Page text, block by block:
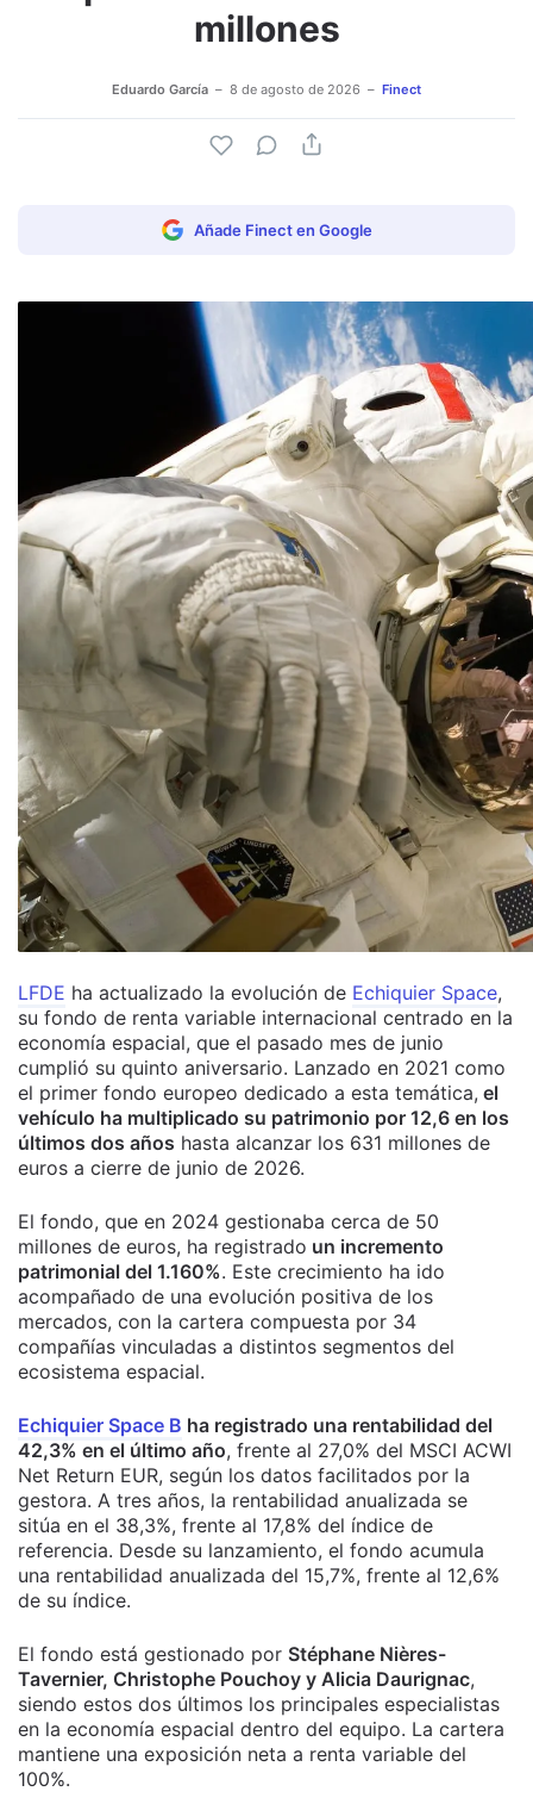
millones
Eduardo García 8 de agosto de 2026 Finect
Añade Finect en Google
LFDE ha actualizado la evolución de Echiquier Space,
su fondo de renta variable internacional centrado en la
economía espacial, que el pasado mes de junio
cumplió su quinto aniversario. Lanzado en 2021 como
el primer fondo europeo dedicado a esta temática, el
vehículo ha multiplicado su patrimonio por 12,6 en los
últimos dos años hasta alcanzar los 631 millones de
euros a cierre de junio de 2026.
El fondo, que en 2024 gestionaba cerca de 50
millones de euros, ha registrado un incremento
patrimonial del 1.160%. Este crecimiento ha ido
acompañado de una evolución positiva de los
mercados, con la cartera compuesta por 34
compañías vinculadas a distintos segmentos del
ecosistema espacial.
Echiquier Space B ha registrado una rentabilidad del
42,3% en el último año, frente al 27,0% del MSCI ACWI
Net Return EUR, según los datos facilitados por la
gestora. A tres años, la rentabilidad anualizada se
sitúa en el 38,3%, frente al 17,8% del índice de
referencia. Desde su lanzamiento, el fondo acumula
una rentabilidad anualizada del 15,7%, frente al 12,6%
de su índice.
El fondo está gestionado por Stéphane Nières-
Tavernier, Christophe Pouchoy y Alicia Daurignac,
siendo estos dos últimos los principales especialistas
en la economía espacial dentro del equipo. La cartera
mantiene una exposición neta a renta variable del
100%.